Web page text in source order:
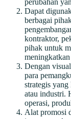
perubahan
Dapat
berbagai
kontraktor,
pihak untuk
Dengan
para
strategis
atau industri.
operasi,
Alat promosi